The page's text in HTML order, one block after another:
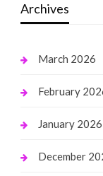
Archives
March 2026
February
January 2026
December